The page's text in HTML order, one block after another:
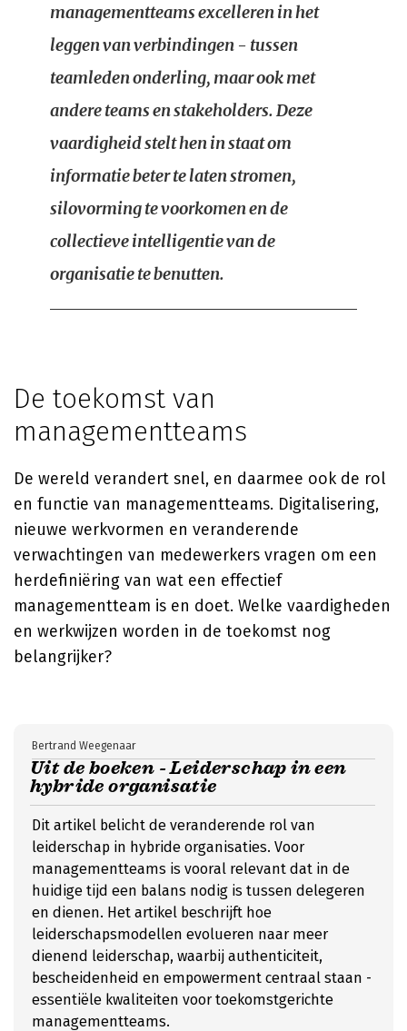
managementteams excelleren in het
leggen van verbindingen - tussen
teamleden onderling, maar ook met
andere teams en stakeholders. Deze
vaardigheid stelt hen in staat om
informatie beter te laten stromen,
silovorming te voorkomen en de
collectieve intelligentie van de
organisatie te benutten.
De toekomst van
managementteams
De wereld verandert snel, en daarmee ook de rol
en functie van managementteams. Digitalisering,
nieuwe werkvormen en veranderende
verwachtingen van medewerkers vragen om een
herdefiniëring van wat een effectief
managementteam is en doet. Welke vaardigheden
en werkwijzen worden in de toekomst nog
belangrijker?
Uit de boeken - Leiderschap in een
hybride organisatie
Bertrand Weegenaar
Dit artikel belicht de veranderende rol van
leiderschap in hybride organisaties. Voor
managementteams is vooral relevant dat in de
huidige tijd een balans nodig is tussen delegeren
en dienen. Het artikel beschrijft hoe
leiderschapsmodellen evolueren naar meer
dienend leiderschap, waarbij authenticiteit,
bescheidenheid en empowerment centraal staan -
essentiële kwaliteiten voor toekomstgerichte
managementteams.